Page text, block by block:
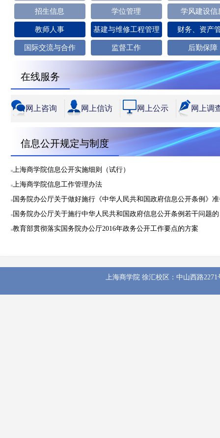
招生信息 学位管理 学风建设信
教师人事 基建与维修工程管理 财务、资产
国际交流与合作 监督工作 后勤保障
在线服务
网上咨询 网上信访 网上公示 网上调
信息公开规定与制度
上海商学院信息公开实施细则（试行）
上海商学院信息工作管理办法
国务院办公厅关于做好施行《中华人民共和国政府信息公开条例》
国务院办公厅关于施行中华人民共和国政府信息公开条例若干问题
教育部贯彻落实国务院办公厅2016年政务公开工作要点的方案
上海商学院 徐汇校区：中山西路